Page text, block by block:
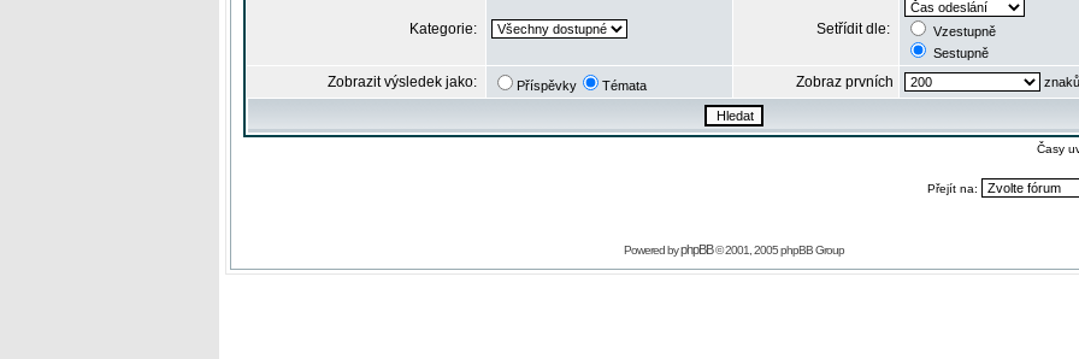
Kategorie: Setřídit dle:
Vzestupně
Sestupně
Zobrazit výsledek jako: Příspěvky Témata Zobraz prvních
Časy
Přejít na:
Powered byphpBB© 2001, 2005 phpBB Group